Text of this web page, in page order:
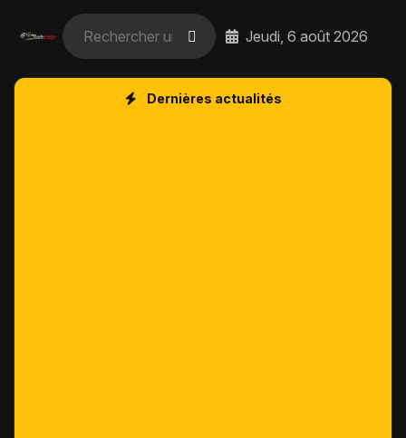
Jeudi, 6 août 2026
Dernières actualités